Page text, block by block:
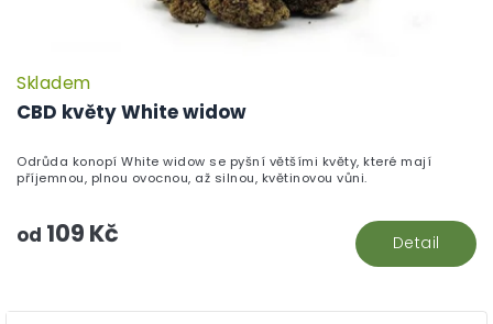
CBD květy White widow
Skladem
od 109 Kč Detail
Odrůda konopí White widow se pyšní většími květy, které mají
příjemnou, plnou ovocnou, až silnou, květinovou vůni.